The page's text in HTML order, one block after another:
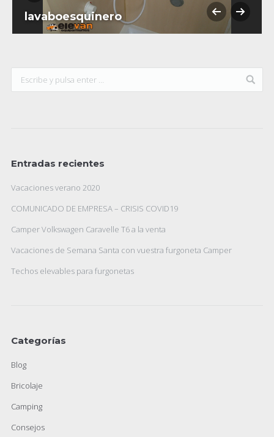
lavaboesquinero
Entradas recientes
Vacaciones verano 2020
COMUNICADO DE EMPRESA – CRISIS COVID19
Camper Volkswagen Caravelle T6 a la venta
Vacaciones de Semana Santa con vuestra furgoneta Camper
Techos elevables para furgonetas
Categorías
Blog
Bricolaje
Camping
Consejos